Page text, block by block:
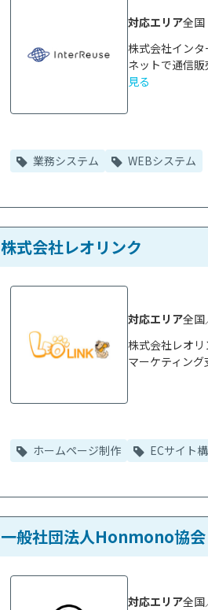
株式会社イン
ネットで通信
見る
対応エリア全国
業務システム WEBシステム
株式会社レオリンク
株式会社レオ
マーケティン
対応エリア全国
ホームページ制作 ECサイト
一般社団法人Honmono協会
対応エリア全国